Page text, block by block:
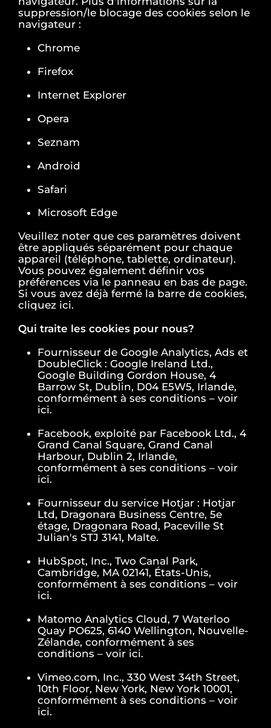
suppression/le blocage des cookies selon le
navigateur :
Chrome
Firefox
Internet Explorer
Opera
Seznam
Android
Safari
Microsoft Edge
Veuillez noter que ces paramètres doivent
être appliqués séparément pour chaque
appareil (téléphone, tablette, ordinateur).
Vous pouvez également définir vos
préférences via le panneau en bas de page.
Si vous avez déjà fermé la barre de cookies,
cliquez ici.
Qui traite les cookies pour nous?
Fournisseur de Google Analytics, Ads et
DoubleClick : Google Ireland Ltd.,
Google Building Gordon House, 4
Barrow St, Dublin, D04 E5W5, Irlande,
conformément à ses conditions – voir
ici.
Facebook, exploité par Facebook Ltd., 4
Grand Canal Square, Grand Canal
Harbour, Dublin 2, Irlande,
conformément à ses conditions – voir
ici.
Fournisseur du service Hotjar : Hotjar
Ltd, Dragonara Business Centre, 5e
étage, Dragonara Road, Paceville St
Julian's STJ 3141, Malte.
HubSpot, Inc., Two Canal Park,
Cambridge, MA 02141, États-Unis,
conformément à ses conditions – voir
ici.
Matomo Analytics Cloud, 7 Waterloo
Quay PO625, 6140 Wellington, Nouvelle-
Zélande, conformément à ses
conditions – voir ici.
Vimeo.com, Inc., 330 West 34th Street,
10th Floor, New York, New York 10001,
conformément à ses conditions – voir
ici.